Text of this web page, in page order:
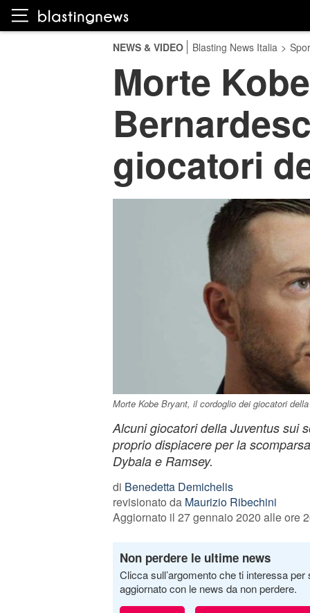
NEWS & VIDEO Blasting News Italia >
Morte
giocatori
Morte Kobe Bryant, il cordoglio dei giocatori
Alcuni giocatori della Juventus sui
proprio dispiacere per la
Dybala e Ramsey.
di Benedetta Demichelis
revisionato da Maurizio Ribechini
Aggiornato il 27 gennaio 2020 alle ore
Non perdere le ultime news
Clicca sull’argomento che ti interessa
aggiornato con le news da non perdere.